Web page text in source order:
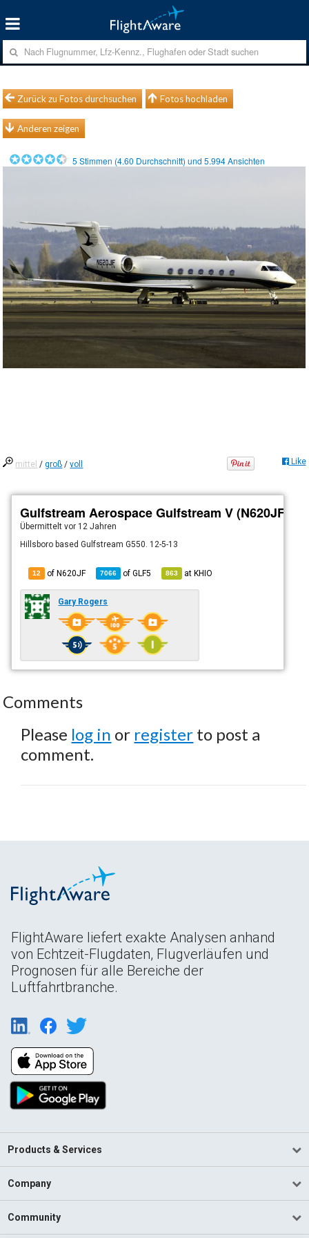
Zurück zu Fotos durchsuchen Fotos hochladen
Anderen zeigen
5 Stimmen (4.60 Durchschnitt) und5.994Ansichten
mittel /groß /voll Like
Gulfstream Aerospace Gulfstream V (N620JF)
Übermitteltvor 12 Jahren
Hillsboro based Gulfstream G550. 12-5-13
12 of N620JF 7066 ofGLF5 863 atKHIO
Gary Rogers
Comments
Please log in or register to post a
comment.
FlightAware liefert exakte Analysen anhand
von Echtzeit-Flugdaten, Flugverläufen und
Prognosen für alle Bereiche der
Luftfahrtbranche.
Products & Services
Company
Community